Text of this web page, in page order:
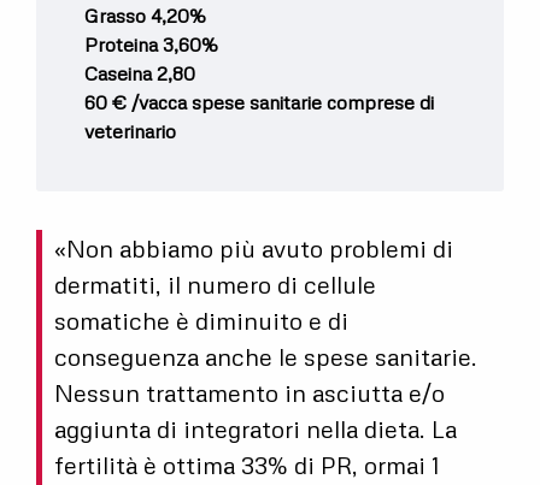
Grasso 4,20%
Proteina 3,60%
Caseina 2,80
60 € /vacca spese sanitarie comprese di
veterinario
«Non abbiamo più avuto problemi di
dermatiti, il numero di cellule
somatiche è diminuito e di
conseguenza anche le spese sanitarie.
Nessun trattamento in asciutta e/o
aggiunta di integratori nella dieta. La
fertilità è ottima 33% di PR, ormai 1